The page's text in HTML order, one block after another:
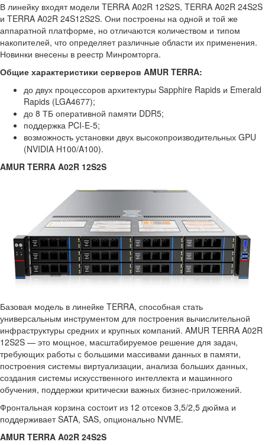
В линейку входят модели TERRA A02R 12S2S, TERRA A02R 24S2S
и TERRA A02R 24S12S2S. Они построены на одной и той же
аппаратной платформе, но отличаются количеством и типом
накопителей, что определяет различные области их применения.
Новинки внесены в реестр Минромторга.
Общие характеристики серверов AMUR TERRA:
до двух процессоров архитектуры Sapphire Rapids и Emerald
Rapids (LGA4677);
до 8 ТБ оперативной памяти DDR5;
поддержка PCI-E-5;
возможность установки двух высокопроизводительных GPU
(NVIDIA H100/A100).
AMUR TERRA A02R 12S2S
Базовая модель в линейке TERRA, способная стать
универсальным инструментом для построения вычислительной
инфраструктуры средних и крупных компаний. AMUR TERRA A02R
12S2S — это мощное, масштабируемое решение для задач,
требующих работы с большими массивами данных в памяти,
построения системы виртуализации, анализа больших данных,
создания системы искусственного интеллекта и машинного
обучения, поддержки критически важных бизнес-приложений.
Фронтальная корзина состоит из 12 отсеков 3,5/2,5 дюйма и
поддерживает SATA, SAS, опционально NVME.
AMUR TERRA A02R 24S2S